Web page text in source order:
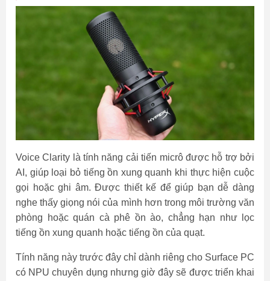
Voice Clarity là tính năng cải tiến micrô được hỗ trợ bởi
AI, giúp loại bỏ tiếng ồn xung quanh khi thực hiện cuộc
gọi hoặc ghi âm. Được thiết kế để giúp bạn dễ dàng
nghe thấy giọng nói của mình hơn trong môi trường văn
phòng hoặc quán cà phê ồn ào, chẳng hạn như lọc
tiếng ồn xung quanh hoặc tiếng ồn của quạt.
Tính năng này trước đây chỉ dành riêng cho Surface PC
có NPU chuyên dụng nhưng giờ đây sẽ được triển khai